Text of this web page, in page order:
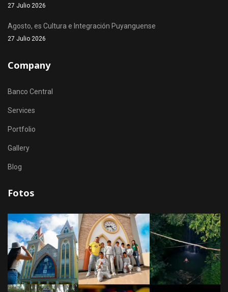
27 Julio 2026
Agosto, es Cultura e Integración Puyanguense
27 Julio 2026
Company
Banco Central
Services
Portfolio
Gallery
Blog
Fotos